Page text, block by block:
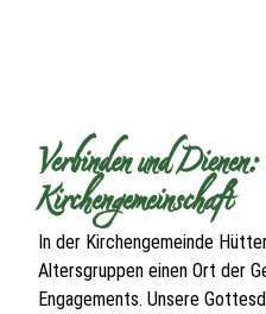
Verbinden und
Kirchengemeinschaft
In der Kirchengemeinde
Altersgruppen einen Ort der
Engagements. Unsere